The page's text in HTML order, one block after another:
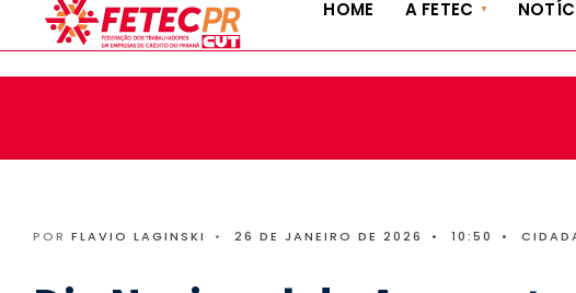
fetec@fetecpr.com.br | (41) 3322-9885 | (41) 3324-5636
HOME A FETEC
POR FLAVIO LAGINSKI • 26 DE JANEIRO DE 2026 • 10:50 •